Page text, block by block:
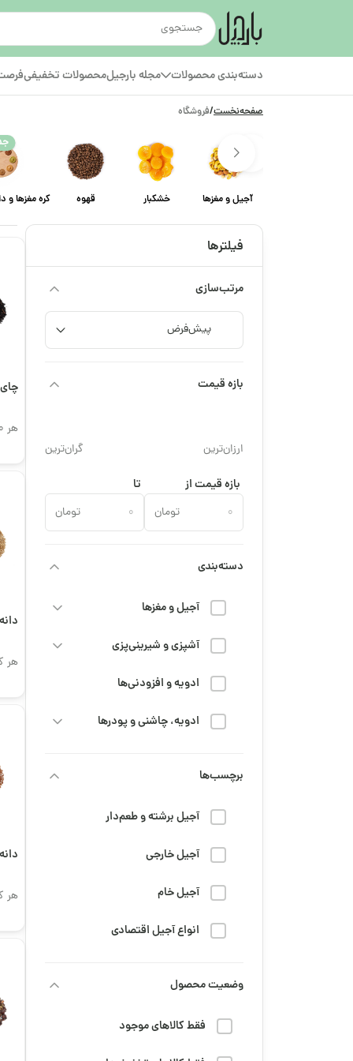
دسته‌بندی محصولات مجله بارجیلمحصولات تخفیفی
صفحه‌نخست/فروشگاه
آجیل و مغزها خشکبار قهوه کره مغزها و
فیلترها
مرتب‌سازی
بازه قیمت
ارزان‌ترین گران‌ترین
بازه قیمت از
تومان
تا
تومان
دسته‌بندی
آجیل و مغزها
آشپزی و شیرینی‌پزی
ادویه و افزودنی‌ها
ادویه، چاشنی و پودرها
مزه و تنقلات
مهمانی، پذیرایی و مناسبتی
برچسب‌ها
آجیل برشته و طعم‌دار
آجیل خارجی
آجیل خام
انواع آجیل اقتصادی
وضعیت محصول
فقط کالاهای موجود
هر 100 گرم
هر
هر